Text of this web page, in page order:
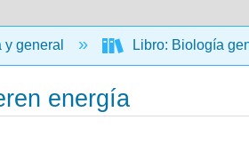
general Libro: Biología
energía